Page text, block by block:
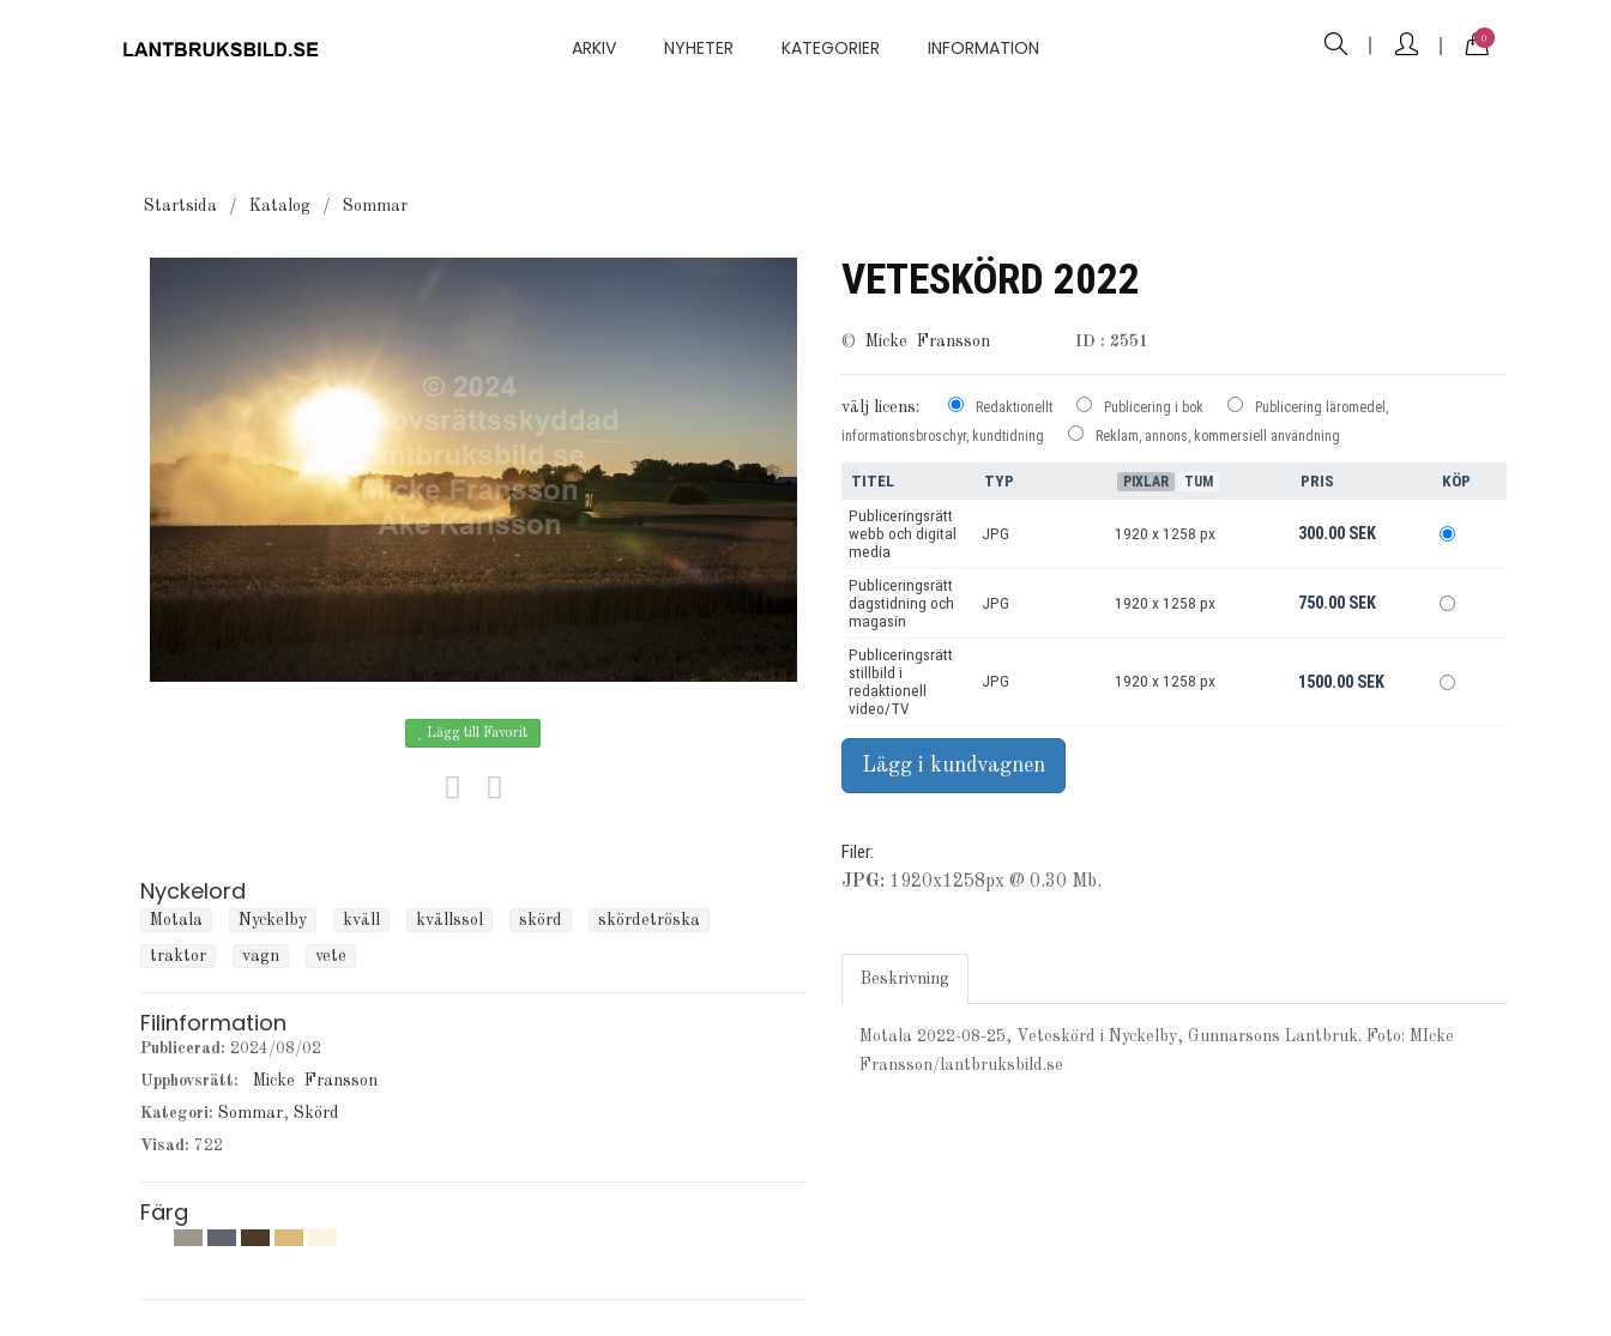
ARKIV NYHETER KATEGORIER INFORMATION 0
Startsida Katalog Sommar
Lägg till Favorit
Nyckelord
Motala Nyckelby kväll kvällssol skörd skördetröska
traktor vagn vete
Filinformation
Publicerad: 2024/08/02
Upphovsrätt:
Micke Fransson
Kategori: Sommar, Skörd
Visad: 722
Färg
VETESKÖRD 2022
© Micke Fransson ID : 2551
välj licens: Redaktionellt Publicering i bok
Publicering läromedel,
informationsbroschyr, kundtidning
Reklam, annons, kommersiell användning
TITEL TYP PIXLAR TUM PRIS
KÖP
Publiceringsrätt
webb och digital
media
JPG 1920 x 1258 px 300.00 SEK
Publiceringsrätt
dagstidning och
magasin
JPG 1920 x 1258 px 750.00 SEK
Publiceringsrätt
stillbild i
redaktionell
video/TV
JPG 1920 x 1258 px 1500.00 SEK
Filer:
JPG: 1920x1258px @ 0.30 Mb.
Beskrivning
Motala 2022-08-25, Veteskörd i Nyckelby, Gunnarsons Lantbruk. Foto: MIcke
Fransson/lantbruksbild.se